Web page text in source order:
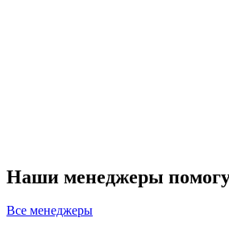
Наши менеджеры
Все менеджеры